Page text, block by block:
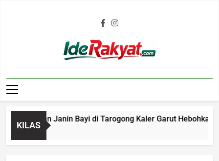
Iderakyat.com
KILAS
Janin Bayi di Tarogong Kaler Garut Hebohkan